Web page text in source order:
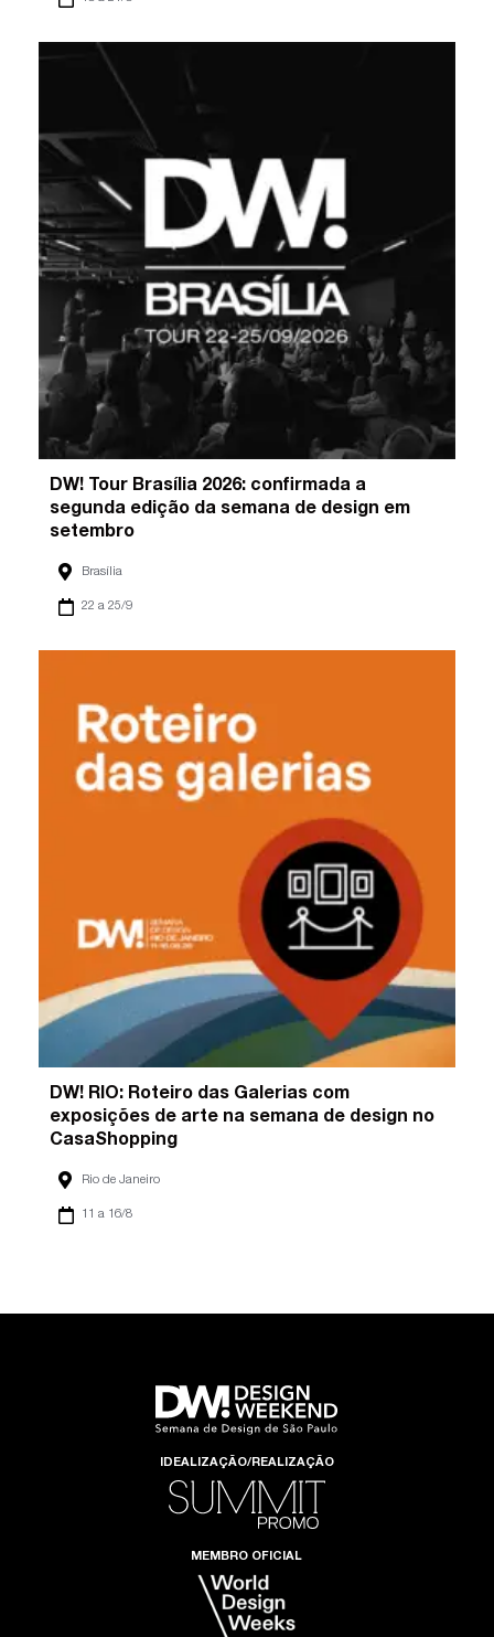
DW! Tour Brasília 2026: confirmada a
segunda edição da semana de design em
setembro
Brasília
22 a 25/9
DW! RIO: Roteiro das Galerias com
exposições de arte na semana de design no
CasaShopping
Rio de Janeiro
11 a 16/8
IDEALIZAÇÃO/REALIZAÇÃO
MEMBRO OFICIAL